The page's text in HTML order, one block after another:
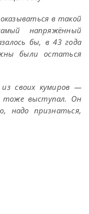
в такой
напряжённый
бы, в 43 года
были остаться
своих кумиров —
тоже выступал. Он
надо признаться,